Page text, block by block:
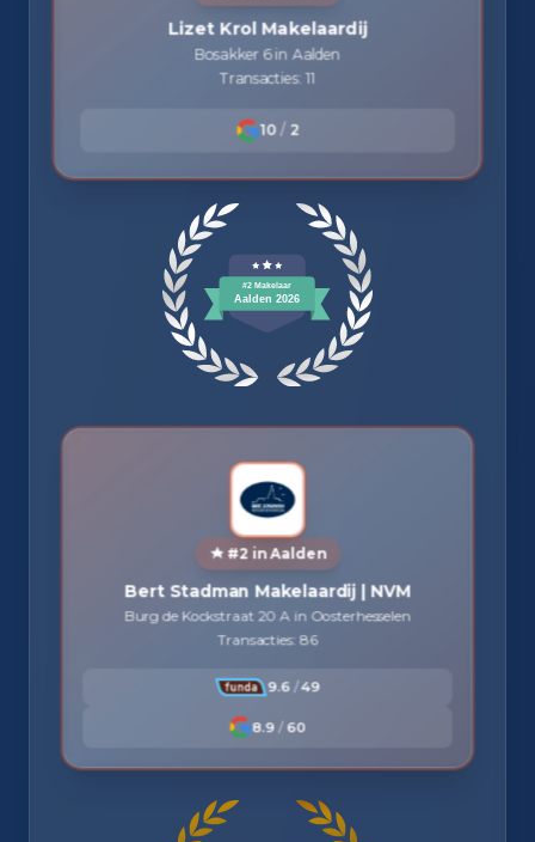
Lizet Krol Makelaardij
Bosakker 6 in Aalden
Transacties: 11
10 / 2
#2 in Aalden
Bert Stadman Makelaardij | NVM
Burg de Kockstraat 20 A in Oosterhesselen
Transacties: 86
9.6 / 49
8.9 /60